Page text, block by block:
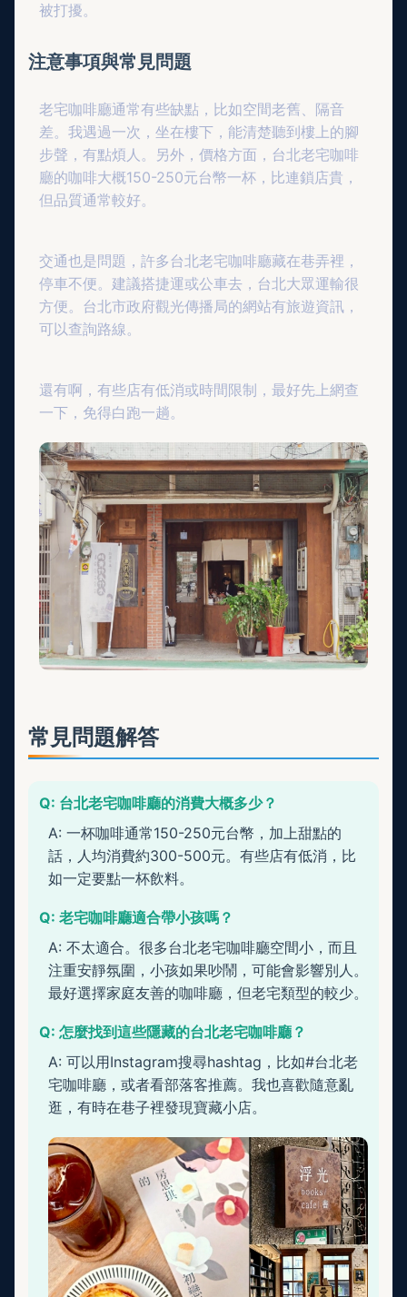
被打擾。
注意事項與常見問題
老宅咖啡廳通常有些缺點，比如空間老舊、隔音
差。我遇過一次，坐在樓下，能清楚聽到樓上的腳
步聲，有點煩人。另外，價格方面，台北老宅咖啡
廳的咖啡大概150-250元台幣一杯，比連鎖店貴，
但品質通常較好。
交通也是問題，許多台北老宅咖啡廳藏在巷弄裡，
停車不便。建議搭捷運或公車去，台北大眾運輸很
方便。台北市政府觀光傳播局的網站有旅遊資訊，
可以查詢路線。
還有啊，有些店有低消或時間限制，最好先上網查
一下，免得白跑一趟。
常見問題解答
Q: 台北老宅咖啡廳的消費大概多少？
A: 一杯咖啡通常150-250元台幣，加上甜點的
話，人均消費約300-500元。有些店有低消，比
如一定要點一杯飲料。
Q: 老宅咖啡廳適合帶小孩嗎？
A: 不太適合。很多台北老宅咖啡廳空間小，而且
注重安靜氛圍，小孩如果吵鬧，可能會影響別人。
最好選擇家庭友善的咖啡廳，但老宅類型的較少。
Q: 怎麼找到這些隱藏的台北老宅咖啡廳？
A: 可以用Instagram搜尋hashtag，比如#台北老
宅咖啡廳，或者看部落客推薦。我也喜歡隨意亂
逛，有時在巷子裡發現寶藏小店。